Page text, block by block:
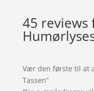
45 reviews
Vær den første til at
Tassen”